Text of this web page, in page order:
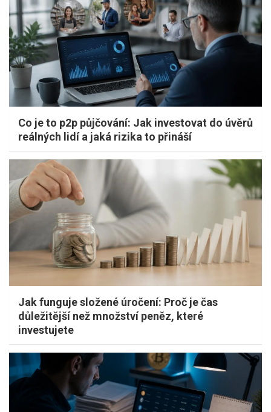
Co je to p2p půjčování: Jak investovat do úvěrů
reálných lidí a jaká rizika to přináší
Jak funguje složené úročení: Proč je čas
důležitější než množství peněz, které
investujete